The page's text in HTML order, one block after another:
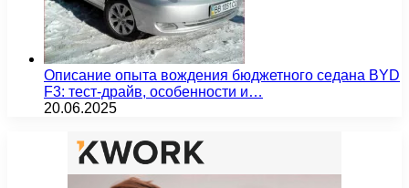
Описание опыта вождения бюджетного седана BYD
F3: тест-драйв, особенности и…
20.06.2025